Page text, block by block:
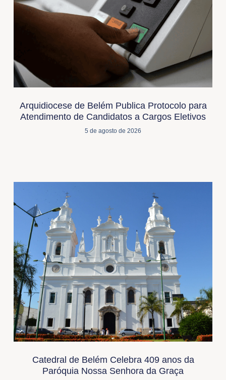
Arquidiocese de Belém Publica Protocolo para
Atendimento de Candidatos a Cargos Eletivos
5 de agosto de 2026
Catedral de Belém Celebra 409 anos da
Paróquia Nossa Senhora da Graça